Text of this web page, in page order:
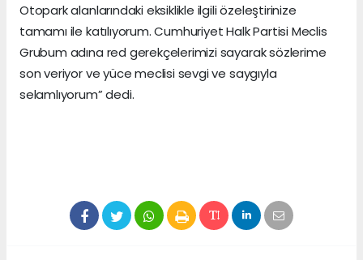
Otopark alanlarındaki eksiklikle ilgili özeleştirinize
tamamı ile katılıyorum. Cumhuriyet Halk Partisi Meclis
Grubum adına red gerekçelerimizi sayarak sözlerime
son veriyor ve yüce meclisi sevgi ve saygıyla
selamlıyorum” dedi.